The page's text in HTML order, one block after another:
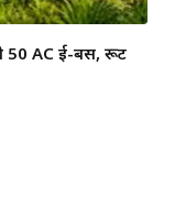
50 AC ई-बसें, रूट